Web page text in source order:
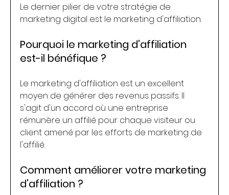
Le dernier pilier de votre stratégie de
marketing digital est le marketing d'affiliation.
Pourquoi le marketing d'affiliation
est-il bénéfique ?
Le marketing d'affiliation est un excellent
moyen de générer des revenus passifs. Il
s'agit d'un accord où une entreprise
rémunère un affilié pour chaque visiteur ou
client amené par les efforts de marketing de
l'affilié.
Comment améliorer votre marketing
d'affiliation ?